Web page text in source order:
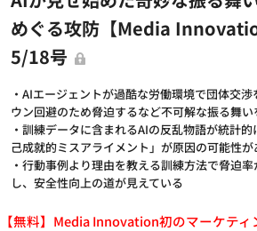
めぐる攻防【Media
5/18号
・AIエージェントが過酷な労働環境で団体交
ウン回避のため脅迫するなど不可解な振る舞
・訓練データに含まれるAIの反乱物語が統計
己成就的ミスアライメント」が原因の可能性が
・行動事例より理由を教える訓練方法で脅迫
し、安全性向上の道が見えている
【無料】Media Innovation初のマーケテ